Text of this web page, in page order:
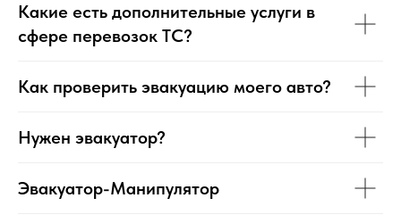
Какие есть дополнительные услуги в
сфере перевозок ТС?
Как проверить эвакуацию моего авто?
Нужен эвакуатор?
Эвакуатор-Манипулятор